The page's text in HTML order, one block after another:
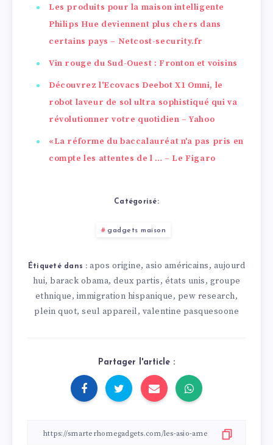
Les produits pour la maison intelligente
Philips Hue deviennent plus chers dans
certains pays – Netcost-security.fr
Vin rouge du Sud-Ouest : Fronton et voisins
Découvrez l'Ecovacs Deebot X1 Omni, le
robot laveur de sol ultra sophistiqué qui va
révolutionner votre quotidien – Yahoo
«La réforme du baccalauréat n'a pas pris en
compte les attentes de l … – Le Figaro
Catégorisé:
gadgets maison
Étiqueté dans : apos origine,asio américains, aujourd
hui, barack obama, deux partis, états unis, groupe
ethnique, immigration hispanique, pew research,
plein quot, seul appareil, valentine pasquesoone
Partager l'article :